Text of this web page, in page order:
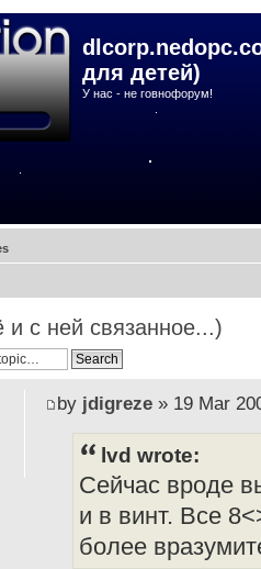
для детей)
У нас - не говнофорум!
с ней связанное...)
by jdigreze» 19 Mar
lvd wrote:
Сейчас вроде
и в винт. Все
более